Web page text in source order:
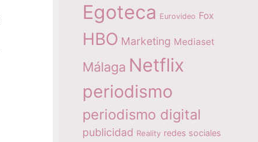
Egoteca Eurovideo Fox
HBO Marketing Mediaset
Málaga Netflix
periodismo
periodismo digital
publicidad Reality redes sociales